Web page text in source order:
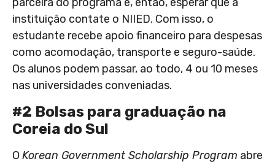
instituição contate o NIIED. Com isso, o
estudante recebe apoio financeiro para despesas
como acomodação, transporte e seguro-saúde.
Os alunos podem passar, ao todo, 4 ou 10 meses
nas universidades conveniadas.
#2 Bolsas para graduação na
Coreia do Sul
O Korean Government Scholarship Program abre